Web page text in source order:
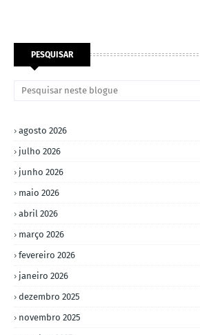
PESQUISAR
agosto 2026
julho 2026
junho 2026
maio 2026
abril 2026
março 2026
fevereiro 2026
janeiro 2026
dezembro 2025
novembro 2025